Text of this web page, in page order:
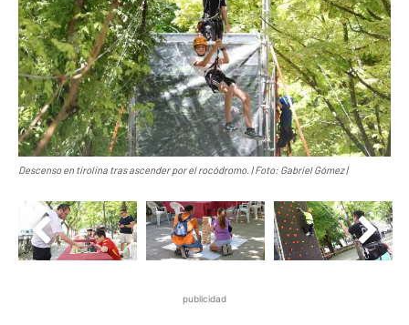
Descenso en tirolina tras ascender por el rocódromo. | Foto: Gabriel Gómez |
publicidad